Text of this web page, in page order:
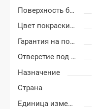
Поверхность бампера
Цвет покраски Лада Гранта ФЛ (FL)
Гарантия на покраску
Отверстие под ПТФ
Назначение
Страна
Единица измерения